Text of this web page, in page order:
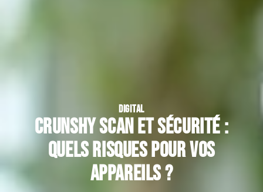
DIGITAL
Crunshy scan et sécurité :
quels risques pour vos
appareils ?